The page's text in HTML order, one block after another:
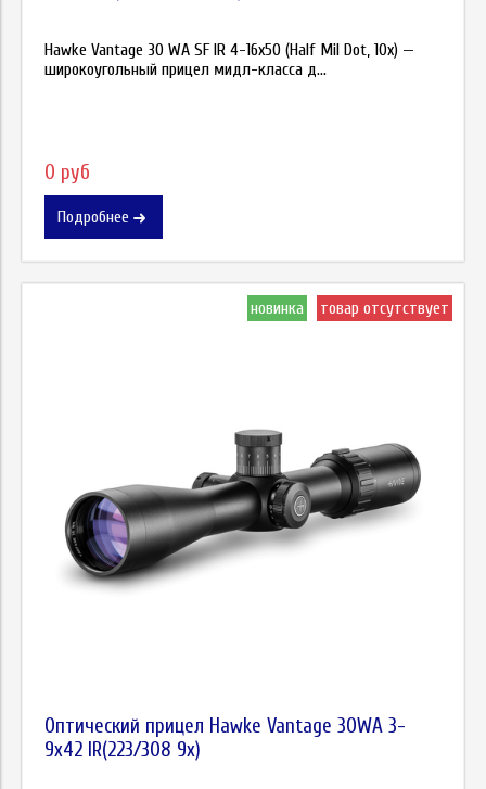
Hawke Vantage 30 WA SF IR 4-16x50 (Half Mil Dot, 10x) —
широкоугольный прицел мидл-класса д...
0 руб
Подробнее
новинка товар отсутствует
Оптический прицел Hawke Vantage 30WA 3-
9х42 IR(223/308 9x)